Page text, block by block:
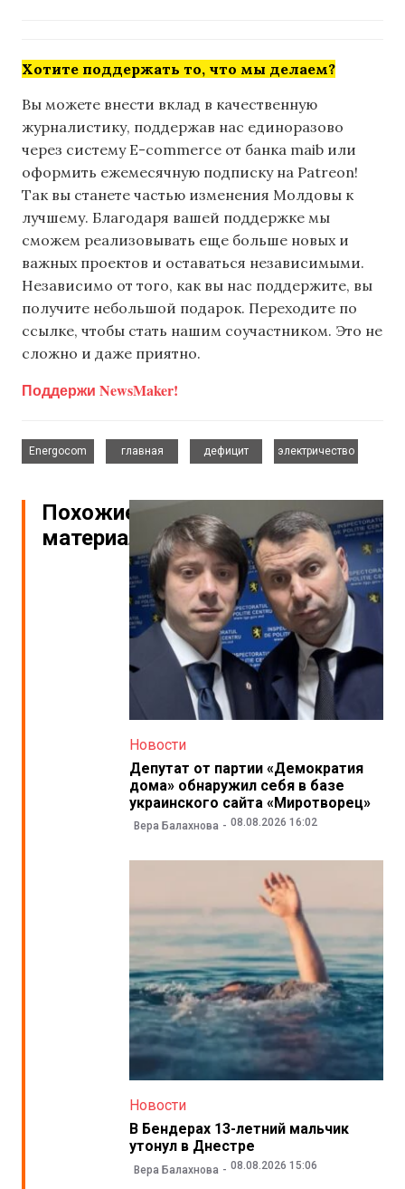
Хотите поддержать то, что мы делаем?
Вы можете внести вклад в качественную
журналистику, поддержав нас единоразово
через систему E-commerce от банка maib или
оформить ежемесячную подписку на Patreon!
Так вы станете частью изменения Молдовы к
лучшему. Благодаря вашей поддержке мы
сможем реализовывать еще больше новых и
важных проектов и оставаться независимыми.
Независимо от того, как вы нас поддержите, вы
получите небольшой подарок. Переходите по
ссылке, чтобы стать нашим соучастником. Это не
сложно и даже приятно.
Поддержи NewsMaker!
Energocom
главная
дефицит
электричество
Похожие
материалы
Новости
Депутат от партии «Демократия
дома» обнаружил себя в базе
украинского сайта «Миротворец»
Вера Балахнова 08.08.2026 16:02
Новости
В Бендерах 13-летний мальчик
утонул в Днестре
Вера Балахнова 08.08.2026 15:06